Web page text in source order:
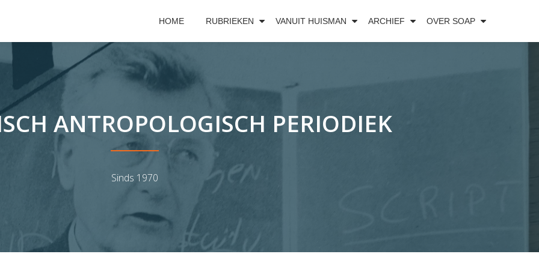
HOME RUBRIEKEN VANUIT HUISMAN ARCHIEF OVER SOAP
ANTROPOLOGISCH PERIODIEK
Sinds 1970